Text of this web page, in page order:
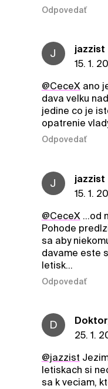
Odpovedať
J
jazzist
15. 1.
@CeceXano
dava velku
jedine co je
opatrenie
Odpovedať
J
jazzist
15. 1.
@CeceX ...od
Pohode
sa aby
davame este
letisk...
Odpovedať
D
25. 1.
@jazzist
letiskach si
sa k veciam,